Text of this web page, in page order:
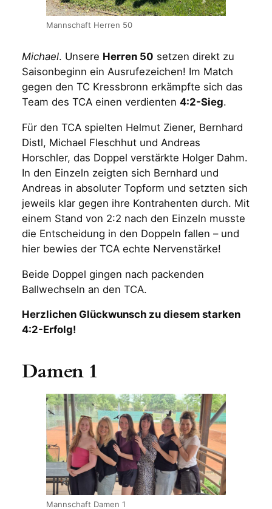
Mannschaft Herren 50
Michael. Unsere Herren 50 setzen direkt zu
Saisonbeginn ein Ausrufezeichen! Im Match
gegen den TC Kressbronn erkämpfte sich das
Team des TCA einen verdienten 4:2-Sieg.
Für den TCA spielten Helmut Ziener, Bernhard
Distl, Michael Fleschhut und Andreas
Horschler, das Doppel verstärkte Holger Dahm.
In den Einzeln zeigten sich Bernhard und
Andreas in absoluter Topform und setzten sich
jeweils klar gegen ihre Kontrahenten durch. Mit
einem Stand von 2:2 nach den Einzeln musste
die Entscheidung in den Doppeln fallen – und
hier bewies der TCA echte Nervenstärke!
Beide Doppel gingen nach packenden
Ballwechseln an den TCA.
Herzlichen Glückwunsch zu diesem starken
4:2-Erfolg!
Damen 1
Mannschaft Damen 1